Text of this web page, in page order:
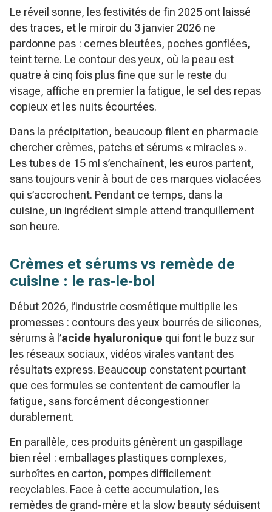
Le réveil sonne, les festivités de fin 2025 ont laissé
des traces, et le miroir du 3 janvier 2026 ne
pardonne pas : cernes bleutées, poches gonflées,
teint terne. Le contour des yeux, où la peau est
quatre à cinq fois plus fine que sur le reste du
visage, affiche en premier la fatigue, le sel des repas
copieux et les nuits écourtées.
Dans la précipitation, beaucoup filent en pharmacie
chercher crèmes, patchs et sérums « miracles ».
Les tubes de 15 ml s’enchaînent, les euros partent,
sans toujours venir à bout de ces marques violacées
qui s’accrochent. Pendant ce temps, dans la
cuisine, un ingrédient simple attend tranquillement
son heure.
Crèmes et sérums vs remède de
cuisine : le ras‑le‑bol
Début 2026, l’industrie cosmétique multiplie les
promesses : contours des yeux bourrés de silicones,
sérums à l’acide hyaluronique qui font le buzz sur
les réseaux sociaux, vidéos virales vantant des
résultats express. Beaucoup constatent pourtant
que ces formules se contentent de camoufler la
fatigue, sans forcément décongestionner
durablement.
En parallèle, ces produits génèrent un gaspillage
bien réel : emballages plastiques complexes,
surboîtes en carton, pompes difficilement
recyclables. Face à cette accumulation, les
remèdes de grand-mère et la slow beauty séduisent